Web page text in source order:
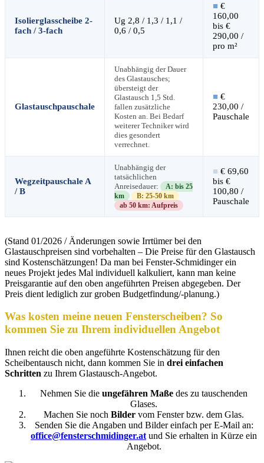
Isolierglasscheibe 2-
fach / 3-fach
Ug 2,8 / 1,3 / 1,1 /
0,6 / 0,5
■ €
160,00
bis €
290,00 /
pro m²
Glastauschpauschale
Unabhängig der Dauer
des Glastausches;
übersteigt der
Glastausch 1,5 Std.
fallen zusätzliche
Kosten an. Bei Bedarf
weiterer Techniker wird
dies gesondert
verrechnet.
■ €
230,00 /
Pauschale
Wegzeitpauschale A
/ B
Unabhängig der
tatsächlichen
Anreisedauer:
A: bis 25
km
B: 25-50 km
ab 50 km: Aufpreis
■ € 69,60
bis €
100,80 /
Pauschale
(Stand 01/2026 / Änderungen sowie Irrtümer bei den
Glastauschpreisen sind vorbehalten – Die Preise für den Glastausch
sind Kostenschätzungen! Da man bei Fenster-Schmidinger ein
neues Projekt jedes Mal individuell kalkuliert, kann man keine
Preisgarantie auf den oben angeführten Preisen abgegeben. Der
Preis dient lediglich zur groben Budgetfindung/-planung.)
Was kosten meine neuen Fensterscheiben? So
kommen Sie zu Ihrem individuellen Angebot
Ihnen reicht die oben angeführte Kostenschätzung für den
Scheibentausch nicht, dann kommen Sie in drei einfachen
Schritten zu Ihrem Glastausch-Angebot.
Nehmen Sie die ungefähren Maße des zu tauschenden
Glases.
Machen Sie noch Bilder vom Fenster bzw. dem Glas.
Senden Sie die Angaben und Bilder einfach per E-Mail an:
office@fensterschmidinger.at und Sie erhalten in Kürze ein
Angebot.